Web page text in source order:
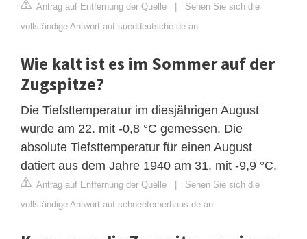
Antrag auf Entfernung der Quelle | Sehen Sie sich die
vollständige Antwort auf sueddeutsche.de an
Wie kalt ist es im Sommer auf der
Zugspitze?
Die Tiefsttemperatur im diesjährigen August
wurde am 22. mit -0,8 °C gemessen. Die
absolute Tiefsttemperatur für einen August
datiert aus dem Jahre 1940 am 31. mit -9,9 °C.
Antrag auf Entfernung der Quelle | Sehen Sie sich die
vollständige Antwort auf schneefernerhaus.de an